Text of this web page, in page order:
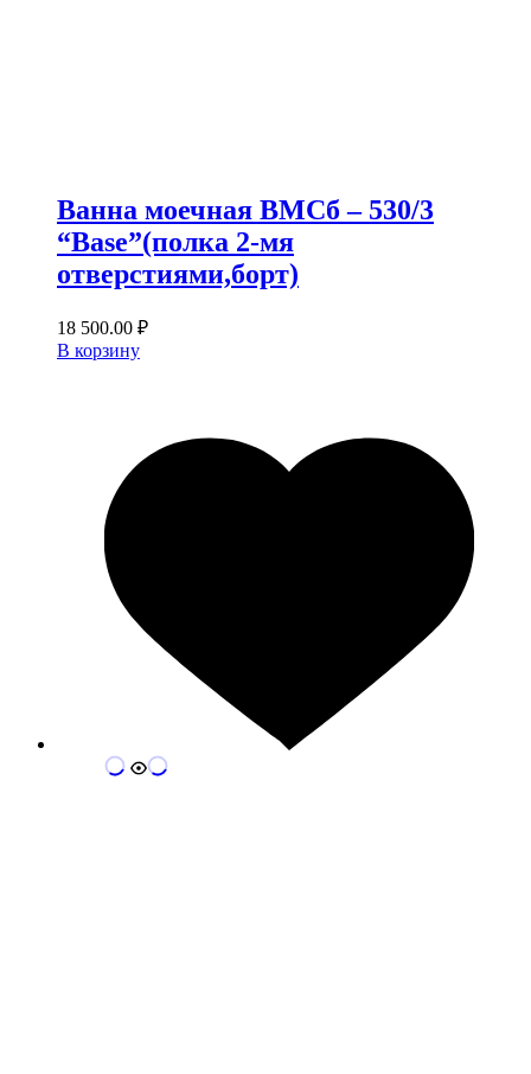
Ванна моечная ВМСб – 530/3
“Base”(полка 2-мя
отверстиями,борт)
18 500.00 ₽
В корзину